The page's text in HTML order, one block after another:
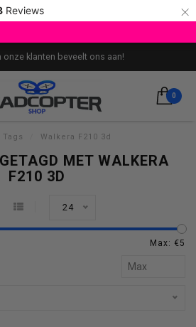
Reviews ×
onze klanten beveelt ons aan!
0
Tags Walkera F210 3d
MET WALKERA
F210 3D
24
Max: €5